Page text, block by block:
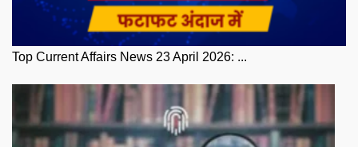
Top Current Affairs News 23 April 2026: ...